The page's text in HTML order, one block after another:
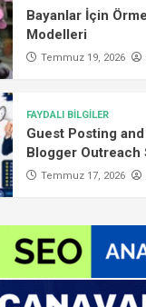
Bayanlar İçin
Modelleri
Temmuz 19, 2026
FAYDALI BİLGİLER
Guest Posting
Blogger Outreach
Temmuz 17, 2026